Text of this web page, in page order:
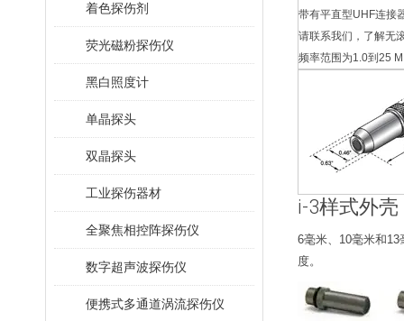
着色探伤剂
荧光磁粉探伤仪
黑白照度计
单晶探头
双晶探头
工业探伤器材
全聚焦相控阵探伤仪
数字超声波探伤仪
便携式多通道涡流探伤仪
带有平直型UHF连接
请联系我们，了解无
频率范围为1.0到25
i-3样式外壳
6毫米、10毫米和
度。